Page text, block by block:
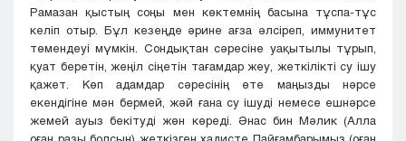
Рамазан қыстың соңы мен көктемнің басына тұспа-тұс
келіп отыр. Бұл кезеңде әрине ағза әлсіреп, иммунитет
төмендеуі мүмкін. Сондықтан сәресіне уақытылы тұрып,
қуат беретін, жеңіл сіңетін тағамдар жеу, жеткілікті су ішу
қажет. Көп адамдар сәресінің өте маңызды нәрсе
екендігіне мән бермей, жәй ғана су ішуді немесе ешнәрсе
жемей ауыз бекітуді жөн көреді. Әнас бин Мәлик (Алла